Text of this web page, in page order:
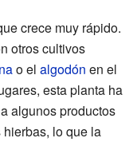
crece muy rápido.
otros cultivos
o el algodón en el
esta planta ha
algunos productos
lo que la